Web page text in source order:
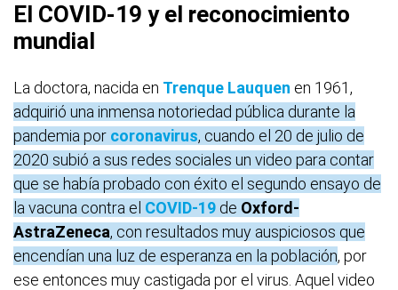
El COVID-19 y el reconocimiento
mundial
La doctora, nacida en Trenque Lauquen en 1961,
adquirió una inmensa notoriedad pública durante la
pandemia por coronavirus, cuando el 20 de julio de
2020 subió a sus redes sociales un video para contar
que se había probado con éxito el segundo ensayo de
la vacuna contra el COVID-19 de Oxford-
AstraZeneca, con resultados muy auspiciosos que
encendían una luz de esperanza en la población, por
ese entonces muy castigada por el virus. Aquel video